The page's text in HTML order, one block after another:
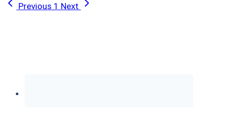
Previous 1 Next